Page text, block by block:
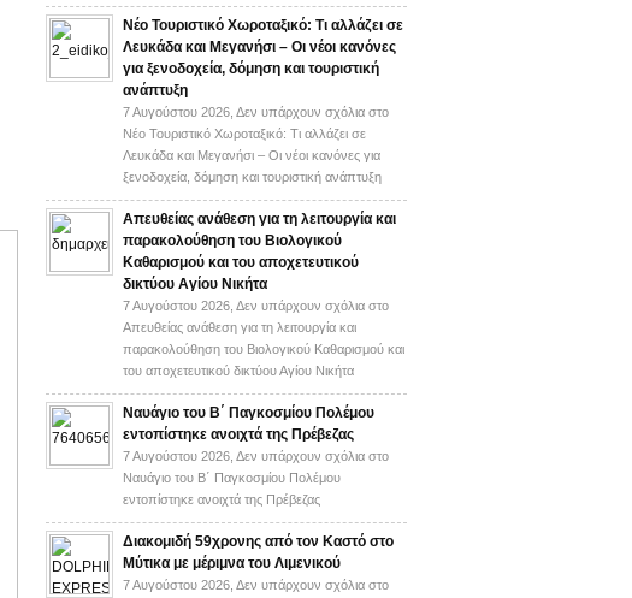
Νέο Τουριστικό Χωροταξικό: Τι αλλάζει σε
Λευκάδα και Μεγανήσι – Οι νέοι κανόνες
για ξενοδοχεία, δόμηση και τουριστική
ανάπτυξη
7 Αυγούστου 2026, Δεν υπάρχουν σχόλια στο
Νέο Τουριστικό Χωροταξικό: Τι αλλάζει σε
Λευκάδα και Μεγανήσι – Οι νέοι κανόνες για
ξενοδοχεία, δόμηση και τουριστική ανάπτυξη
Απευθείας ανάθεση για τη λειτουργία και
παρακολούθηση του Βιολογικού
Καθαρισμού και του αποχετευτικού
δικτύου Αγίου Νικήτα
7 Αυγούστου 2026, Δεν υπάρχουν σχόλια στο
Απευθείας ανάθεση για τη λειτουργία και
παρακολούθηση του Βιολογικού Καθαρισμού και
του αποχετευτικού δικτύου Αγίου Νικήτα
Ναυάγιο του Β΄ Παγκοσμίου Πολέμου
εντοπίστηκε ανοιχτά της Πρέβεζας
7 Αυγούστου 2026, Δεν υπάρχουν σχόλια στο
Ναυάγιο του Β΄ Παγκοσμίου Πολέμου
εντοπίστηκε ανοιχτά της Πρέβεζας
Διακομιδή 59χρονης από τον Καστό στο
Μύτικα με μέριμνα του Λιμενικού
7 Αυγούστου 2026, Δεν υπάρχουν σχόλια στο